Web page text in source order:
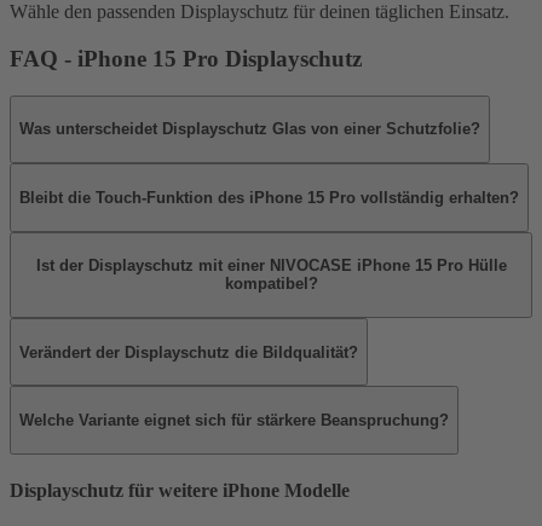
Wähle den passenden Displayschutz für deinen täglichen Einsatz.
FAQ - iPhone 15 Pro Displayschutz
Was unterscheidet Displayschutz Glas von einer Schutzfolie?
Bleibt die Touch-Funktion des iPhone 15 Pro vollständig erhalten?
Ist der Displayschutz mit einer NIVOCASE iPhone 15 Pro Hülle
kompatibel?
Verändert der Displayschutz die Bildqualität?
Welche Variante eignet sich für stärkere Beanspruchung?
Displayschutz für weitere iPhone Modelle